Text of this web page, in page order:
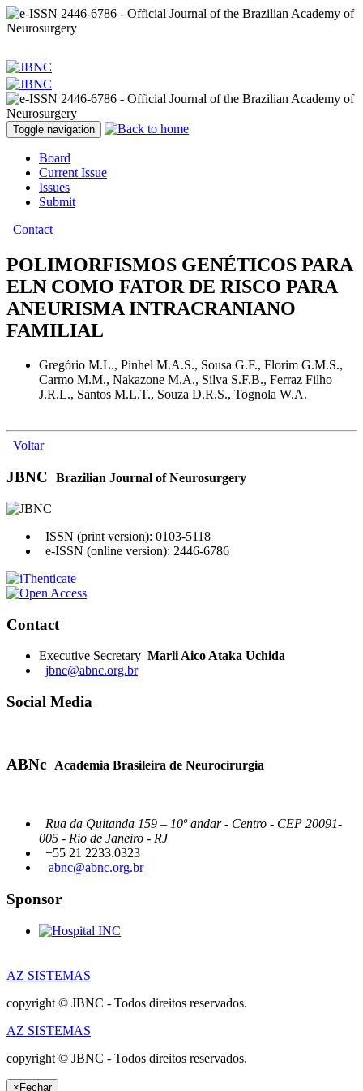
Toggle navigation
Board
Current Issue
Issues
Submit
Contact
POLIMORFISMOS GENÉTICOS PARA
ELN COMO FATOR DE RISCO PARA
ANEURISMA INTRACRANIANO
FAMILIAL
Gregório M.L., Pinhel M.A.S., Sousa G.F., Florim G.M.S.,
Carmo M.M., Nakazone M.A., Silva S.F.B., Ferraz Filho
J.R.L., Santos M.L.T., Souza D.R.S., Tognola W.A.
Voltar
JBNC Brazilian Journal of Neurosurgery
ISSN (print version): 0103-5118
e-ISSN (online version): 2446-6786
Contact
Executive Secretary Marli Aico Ataka Uchida
jbnc@abnc.org.br
Social Media
ABNc Academia Brasileira de Neurocirurgia
Rua da Quitanda 159 – 10º andar - Centro - CEP 20091-
005 - Rio de Janeiro - RJ
+55 21 2233.0323
abnc@abnc.org.br
Sponsor
AZ SISTEMAS
copyright © JBNC - Todos direitos reservados.
AZ SISTEMAS
copyright © JBNC - Todos direitos reservados.
×Fechar